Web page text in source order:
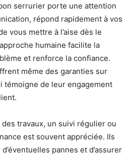
serrurier porte une attention
répond rapidement à vos
vous mettre à l’aise dès le
humaine facilite la
et renforce la confiance.
même des garanties sur
témoigne de leur engagement
des travaux, un suivi régulier ou
est souvent appréciée. Ils
pannes et d’assurer